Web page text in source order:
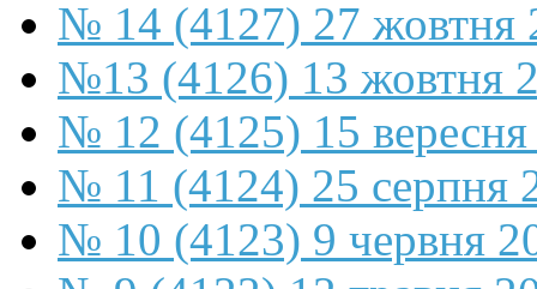
№ 14 (4127) 27 жовтня
№13 (4126) 13 жовтня
№ 12 (4125) 15
№ 11 (4124) 25 серпня
№ 10 (4123) 9 червня